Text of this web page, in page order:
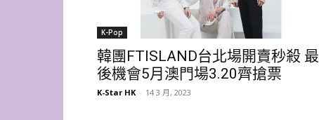
K-Pop
韓團FTISLAND台北場開賣秒殺 最
後機會5月澳門場3.20齊搶票
K-Star HK - 14 3 月, 2023